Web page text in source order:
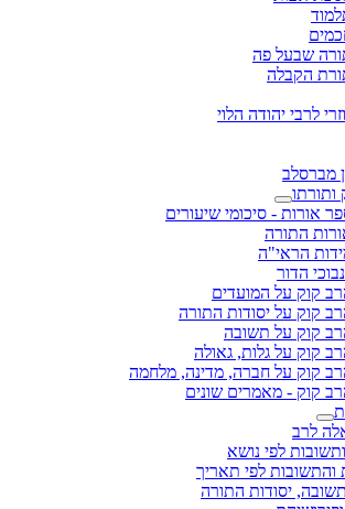
שבעל פה
הקבלה
לרבי יהודה הלוי
מברסלב
ותורתו
אורות - סיכומי שיעורים
התורה
הראי"ה
הדור
קוק על המועדים
קוק על יסודות התורה
קוק על תשובה
קוק על גלות, גאולה
קוק על חברה, מדינה, מלחמה
קוק - מאמרים שונים
לרב
לפי נושא
והתשובות לפי תאריך
יסודות התורה